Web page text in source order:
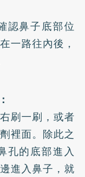
認鼻子底部位
一路往內後，
刷一刷，或者
裡面。除此之
孔的底部進入
進入鼻子，就